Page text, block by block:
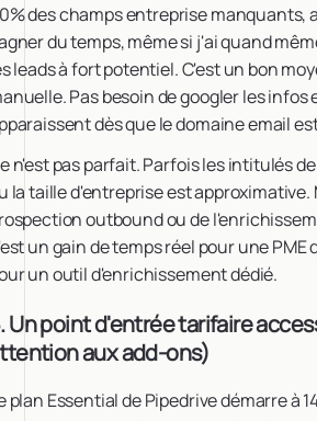
des champs entreprise manquants,
du temps, même si j'ai quand
leads à fort potentiel. C'est un bon
Pas besoin de googler les
dès que le domaine email
n'est pas parfait. Parfois les intitulés
la taille d'entreprise est approximative.
outbound ou de
un gain de temps réel pour une PME
un outil d'enrichissement dédié.
Un point d'entrée tarifaire
aux add-ons)
plan Essential de Pipedrive démarre à